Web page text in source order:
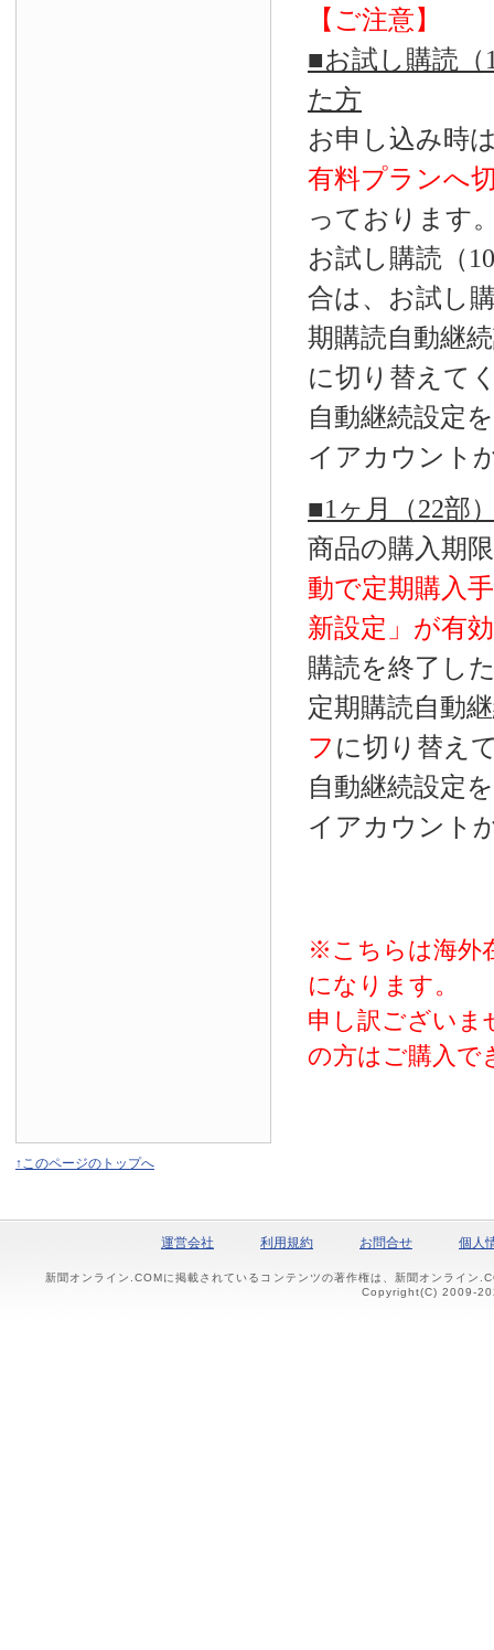
【ご注意】
■お試し購読（
た方
お申し込み時
有料プランへ
っております
お試し購読（
合は、お試し
期購読自動継
に切り替えて
自動継続設定
イアカウント
■1ヶ月（22部
商品の購入期
動で定期購入
新設定」が有効
購読を終了し
定期購読自動
フ に切り替え
自動継続設定
イアカウント
※こちらは海外
になります。
申し訳ございま
の方はご購入で
↑このページのトップへ
運営会社 利用規約 お問合せ 個人
新聞オンライン.COMに掲載されているコンテンツの著作権は、新聞オンライン
Copyright(C) 2009-